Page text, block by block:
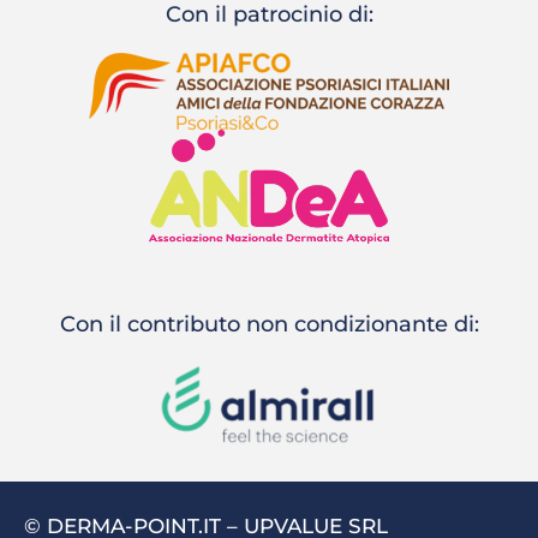
Con il patrocinio di:
Con il contributo non condizionante di:
© DERMA-POINT.IT – UPVALUE SRL